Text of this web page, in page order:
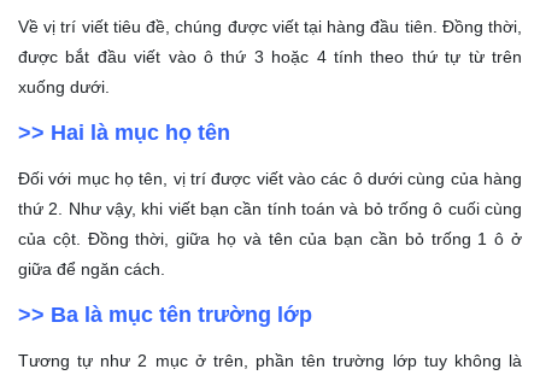
Về vị trí viết tiêu đề, chúng được viết tại hàng đầu tiên. Đồng thời,
được bắt đầu viết vào ô thứ 3 hoặc 4 tính theo thứ tự từ trên
xuống dưới.
>> Hai là mục họ tên
Đối với mục họ tên, vị trí được viết vào các ô dưới cùng của hàng
thứ 2. Như vậy, khi viết bạn cần tính toán và bỏ trống ô cuối cùng
của cột. Đồng thời, giữa họ và tên của bạn cần bỏ trống 1 ô ở
giữa để ngăn cách.
>> Ba là mục tên trường lớp
Tương tự như 2 mục ở trên, phần tên trường lớp tuy không là